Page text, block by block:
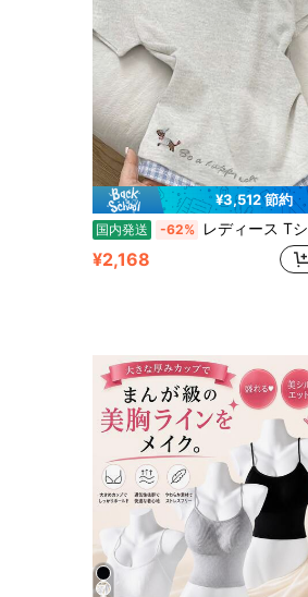
¥3,512 節約
国内発送 -62% レディース Tシャツ 半袖 トップス ギンガムチェック レイヤード風 重ね着風 紺 ネイビー 刺繍 犬 アニマル ロゴ 英字 着痩せ 細見え 華奢見え 骨格ウェーブ タイト フィット スリム ストレッチ ボートネック 裾 切り替え 韓国ファッション 大人可愛い ガーリー フェミニン カジュアル 夏 夏服 夏物 デイリー 通学 お出かけ シンプル 上品 清楚 10代 20代 30代 きれいめ コットン風 快適 薄手 体型カバー 二の腕カバー 小顔効果 爽やか 涼しい
¥2,168